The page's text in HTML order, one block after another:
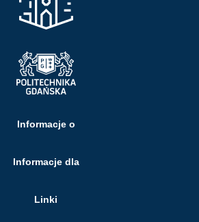
Informacje o
Informacje dla
Linki